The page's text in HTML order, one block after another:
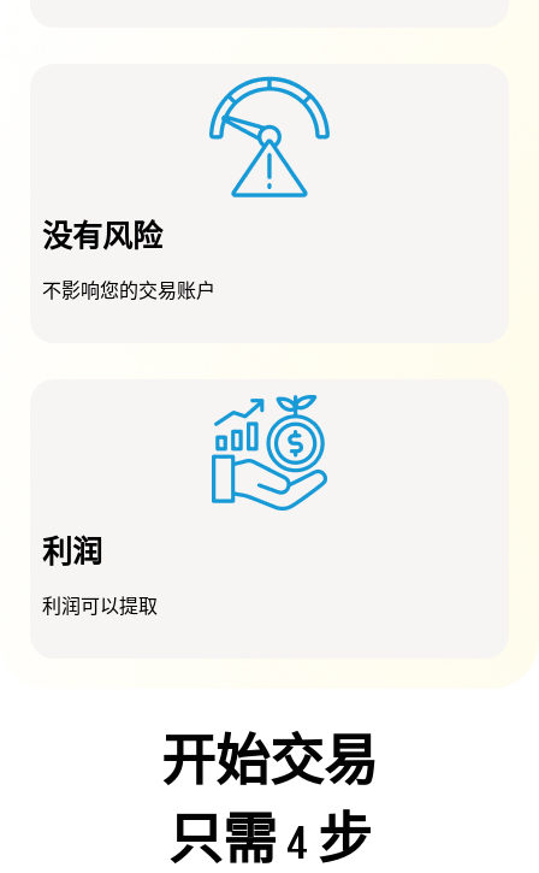
没有风险
不影响您的交易账户
利润
利润可以提取
开始交易
只需 4 步